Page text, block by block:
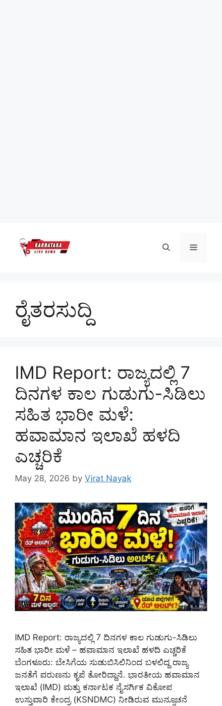
content
Menu
ರೈತರಸುದ್ದಿ
IMD Report: ರಾಜ್ಯದಲ್ಲಿ 7
ದಿನಗಳ ಕಾಲ ಗುಡುಗು-ಸಿಡಿಲು
ಸಹಿತ ಭಾರೀ ಮಳೆ:
ಹವಾಮಾನ ಇಲಾಖೆ ಹಳದಿ
ಎಚ್ಚರಿಕೆ
May 28, 2026 by Virat Nayak
IMD Report: ರಾಜ್ಯದಲ್ಲಿ 7 ದಿನಗಳ ಕಾಲ ಗುಡುಗು-ಸಿಡಿಲು
ಸಹಿತ ಭಾರೀ ಮಳೆ – ಹವಾಮಾನ ಇಲಾಖೆ ಹಳದಿ ಎಚ್ಚರಿಕೆ
ಬೆಂಗಳೂರು: ಬೇಸಿಗೆಯ ಸುಡುಬಿಸಿಲಿನಿಂದ ಬಳಲಿದ್ದ ರಾಜ್ಯ
ಜನತೆಗೆ ವರುಣನು ಕೃಪೆ ತೋರಿದ್ದಾನೆ. ಭಾರತೀಯ ಹವಾಮಾನ
ಇಲಾಖೆ (IMD) ಮತ್ತು ಕರ್ನಾಟಕ ನೈಸರ್ಗಿಕ ವಿಕೋಪ
ಉಸ್ತುವಾರಿ ಕೇಂದ್ರ (KSNDMC) ನೀಡಿರುವ ಮುನ್ಸೂಚನೆ